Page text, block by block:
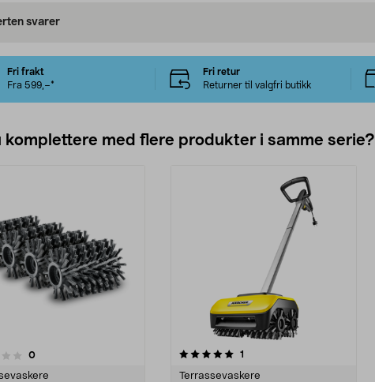
svarer
Fri frakt
Fra 599,–*
Fri retur
Returner til valgfri butikk
komplettere med flere produkter i samme serie?
0anmeldelser
5.0av 5 stjerner 1
Terrassevaskere
0.0 av 5 stjerner